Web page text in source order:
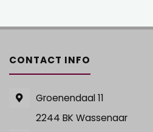
CONTACT INFO
Groenendaal 11
2244 BK Wassenaar